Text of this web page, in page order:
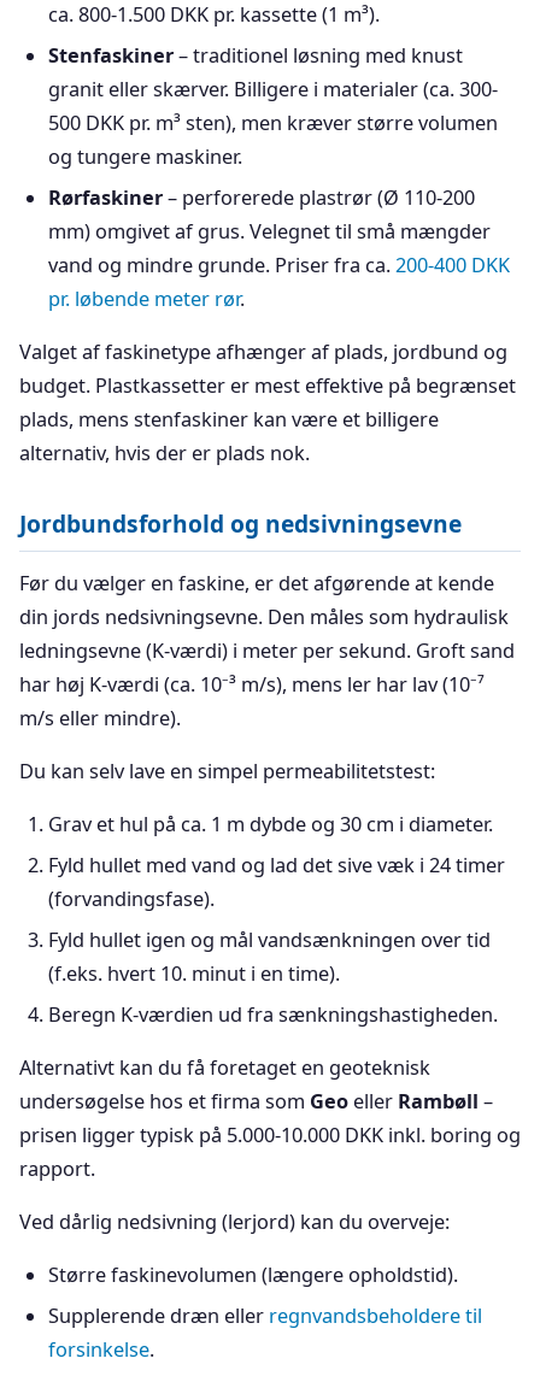
ca. 800-1.500 DKK pr. kassette (1 m³).
Stenfaskiner– traditionel løsning med knust
granit eller skærver. Billigere i materialer (ca. 300-
500 DKK pr. m³ sten), men kræver større volumen
og tungere maskiner.
Rørfaskiner– perforerede plastrør (Ø 110-200
mm) omgivet af grus. Velegnet til små mængder
vand og mindre grunde. Priser fra ca.200-400 DKK
pr. løbende meter rør.
Valget af faskinetype afhænger af plads, jordbund og
budget. Plastkassetter er mest effektive på begrænset
plads, mens stenfaskiner kan være et billigere
alternativ, hvis der er plads nok.
Jordbundsforhold og nedsivningsevne
Før du vælger en faskine, er det afgørende at kende
din jords nedsivningsevne. Den måles som hydraulisk
ledningsevne (K-værdi) i meter per sekund. Groft sand
har høj K-værdi (ca. 10⁻³ m/s), mens ler har lav (10⁻⁷
m/s eller mindre).
Du kan selv lave en simpel permeabilitetstest:
Grav et hul på ca. 1 m dybde og 30 cm i diameter.
Fyld hullet med vand og lad det sive væk i 24 timer
(forvandingsfase).
Fyld hullet igen og mål vandsænkningen over tid
(f.eks. hvert 10. minut i en time).
Beregn K-værdien ud fra sænkningshastigheden.
Alternativt kan du få foretaget en geoteknisk
undersøgelse hos et firma som Geo eller Rambøll –
prisen ligger typisk på 5.000-10.000 DKK inkl. boring og
rapport.
Ved dårlig nedsivning (lerjord) kan du overveje:
Større faskinevolumen (længere opholdstid).
Supplerende dræn eller regnvandsbeholdere til
forsinkelse.